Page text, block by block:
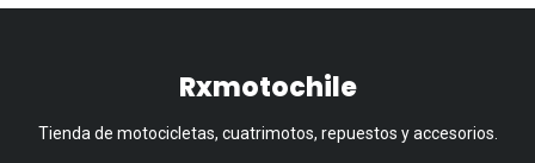
Rxmotochile
Tienda de motocicletas, cuatrimotos, repuestos y accesorios.